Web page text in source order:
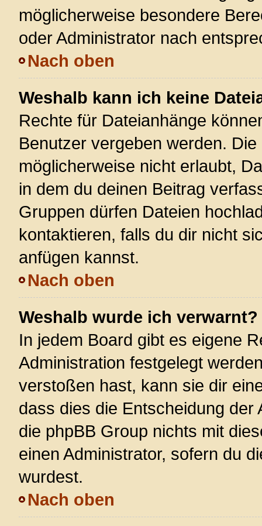
möglicherweise besondere
oder Administrator nach
Nach oben
Weshalb kann ich keine
Rechte für Dateianhänge
Benutzer vergeben werden.
möglicherweise nicht erlaubt,
in dem du deinen Beitrag
Gruppen dürfen Dateien
kontaktieren, falls du dir nicht
anfügen kannst.
Nach oben
Weshalb wurde ich verwarnt?
In jedem Board gibt es eigene
Administration festgelegt
verstoßen hast, kann sie dir
dass dies die Entscheidung
die phpBB Group nichts mit
einen Administrator, sofern du
wurdest.
Nach oben